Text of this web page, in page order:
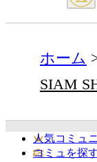
ホーム
SIAM
人気コミュ
コミュを探